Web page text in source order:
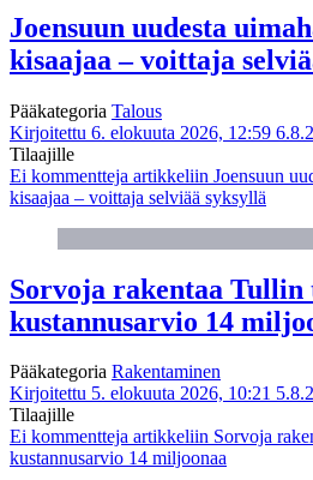
Joensuun uudesta
kisaajaa – voittaja
Pääkategoria Talous
Kirjoitettu 6. elokuuta 2026, 12:59
Tilaajille
Ei kommentteja artikkeliin Joensuun
kisaajaa – voittaja selviää syksyllä
Sorvoja rakentaa
kustannusarvio 14
Pääkategoria Rakentaminen
Kirjoitettu 5. elokuuta 2026, 10:21
Tilaajille
Ei kommentteja artikkeliin Sorvoja
kustannusarvio 14 miljoonaa